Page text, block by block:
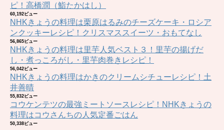
ピ！高橋潤（鮨たかはし）
60,192ビュー
NHKきょうの料理は栗原はるみのチーズケーキ・ロシア
ンクッキーレシピ！クリスマススイーツ・おもてなし
56,865ビュー
NHKきょうの料理は里芋人気ベスト３！里芋の揚げだ
し・煮っころがし・里芋肉巻きレシピ！
56,042ビュー
NHKきょうの料理はかきのクリームシチューレシピ！土
井善晴
55,832ビュー
コウケンテツの最強ミートソースレシピ！NHKきょうの
料理はコウさんちの人気定番ごはん
50,338ビュー